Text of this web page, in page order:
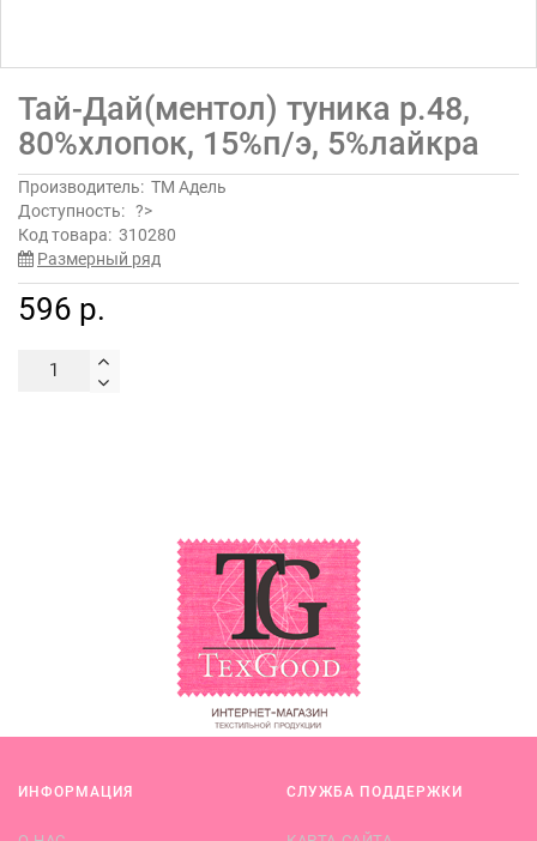
Тай-Дай(ментол) туника р.48,
80%хлопок, 15%п/э, 5%лайкра
Производитель: ТМ Адель
Доступность: ?>
Код товара: 310280
Размерный ряд
596 р.
ИНФОРМАЦИЯ СЛУЖБА ПОДДЕРЖКИ